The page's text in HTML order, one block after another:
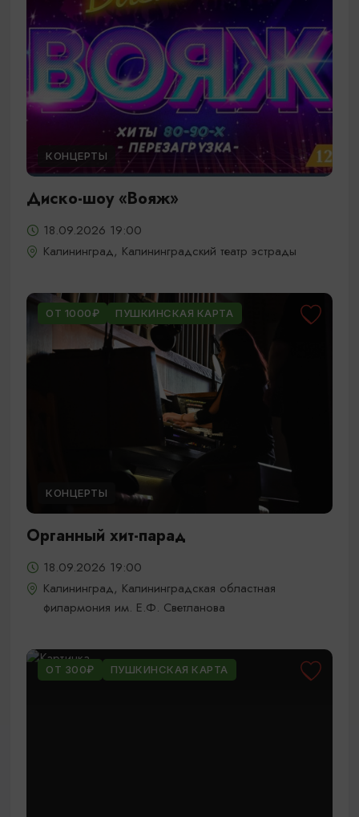
КОНЦЕРТЫ
Диско-шоу «Вояж»
18.09.2026 19:00
Калининград, Калининградский театр эстрады
ОТ 1000₽ ПУШКИНСКАЯ КАРТА
КОНЦЕРТЫ
Органный хит-парад
18.09.2026 19:00
Калининград, Калининградская областная
филармония им. Е.Ф. Светланова
ОТ 300₽ ПУШКИНСКАЯ КАРТА